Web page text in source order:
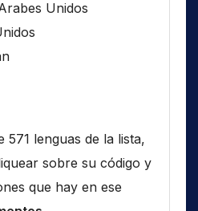
Unidos
571 lenguas de la lista,
sobre su código y
que hay en ese